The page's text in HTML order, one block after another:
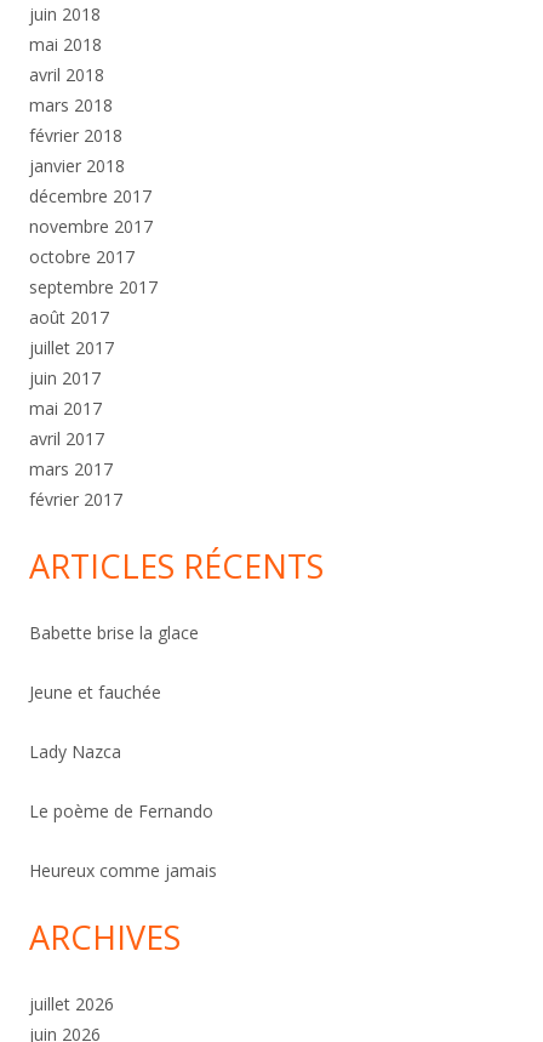
juin 2018
mai 2018
avril 2018
mars 2018
février 2018
janvier 2018
décembre 2017
novembre 2017
octobre 2017
septembre 2017
août 2017
juillet 2017
juin 2017
mai 2017
avril 2017
mars 2017
février 2017
ARTICLES RÉCENTS
Babette brise la glace
Jeune et fauchée
Lady Nazca
Le poème de Fernando
Heureux comme jamais
ARCHIVES
juillet 2026
juin 2026